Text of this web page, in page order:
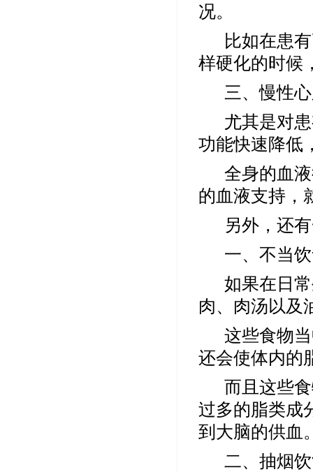
况。
比如在患有
样硬化的时候
三、慢性
尤其是对
功能快速降低
全身的血
的血液支持，
另外，还
一、不当
如果在日
肉、 肉汤以及
这些食物
还会使体内的
而且这些
过多的脂类成
到大脑的供血
二、抽烟